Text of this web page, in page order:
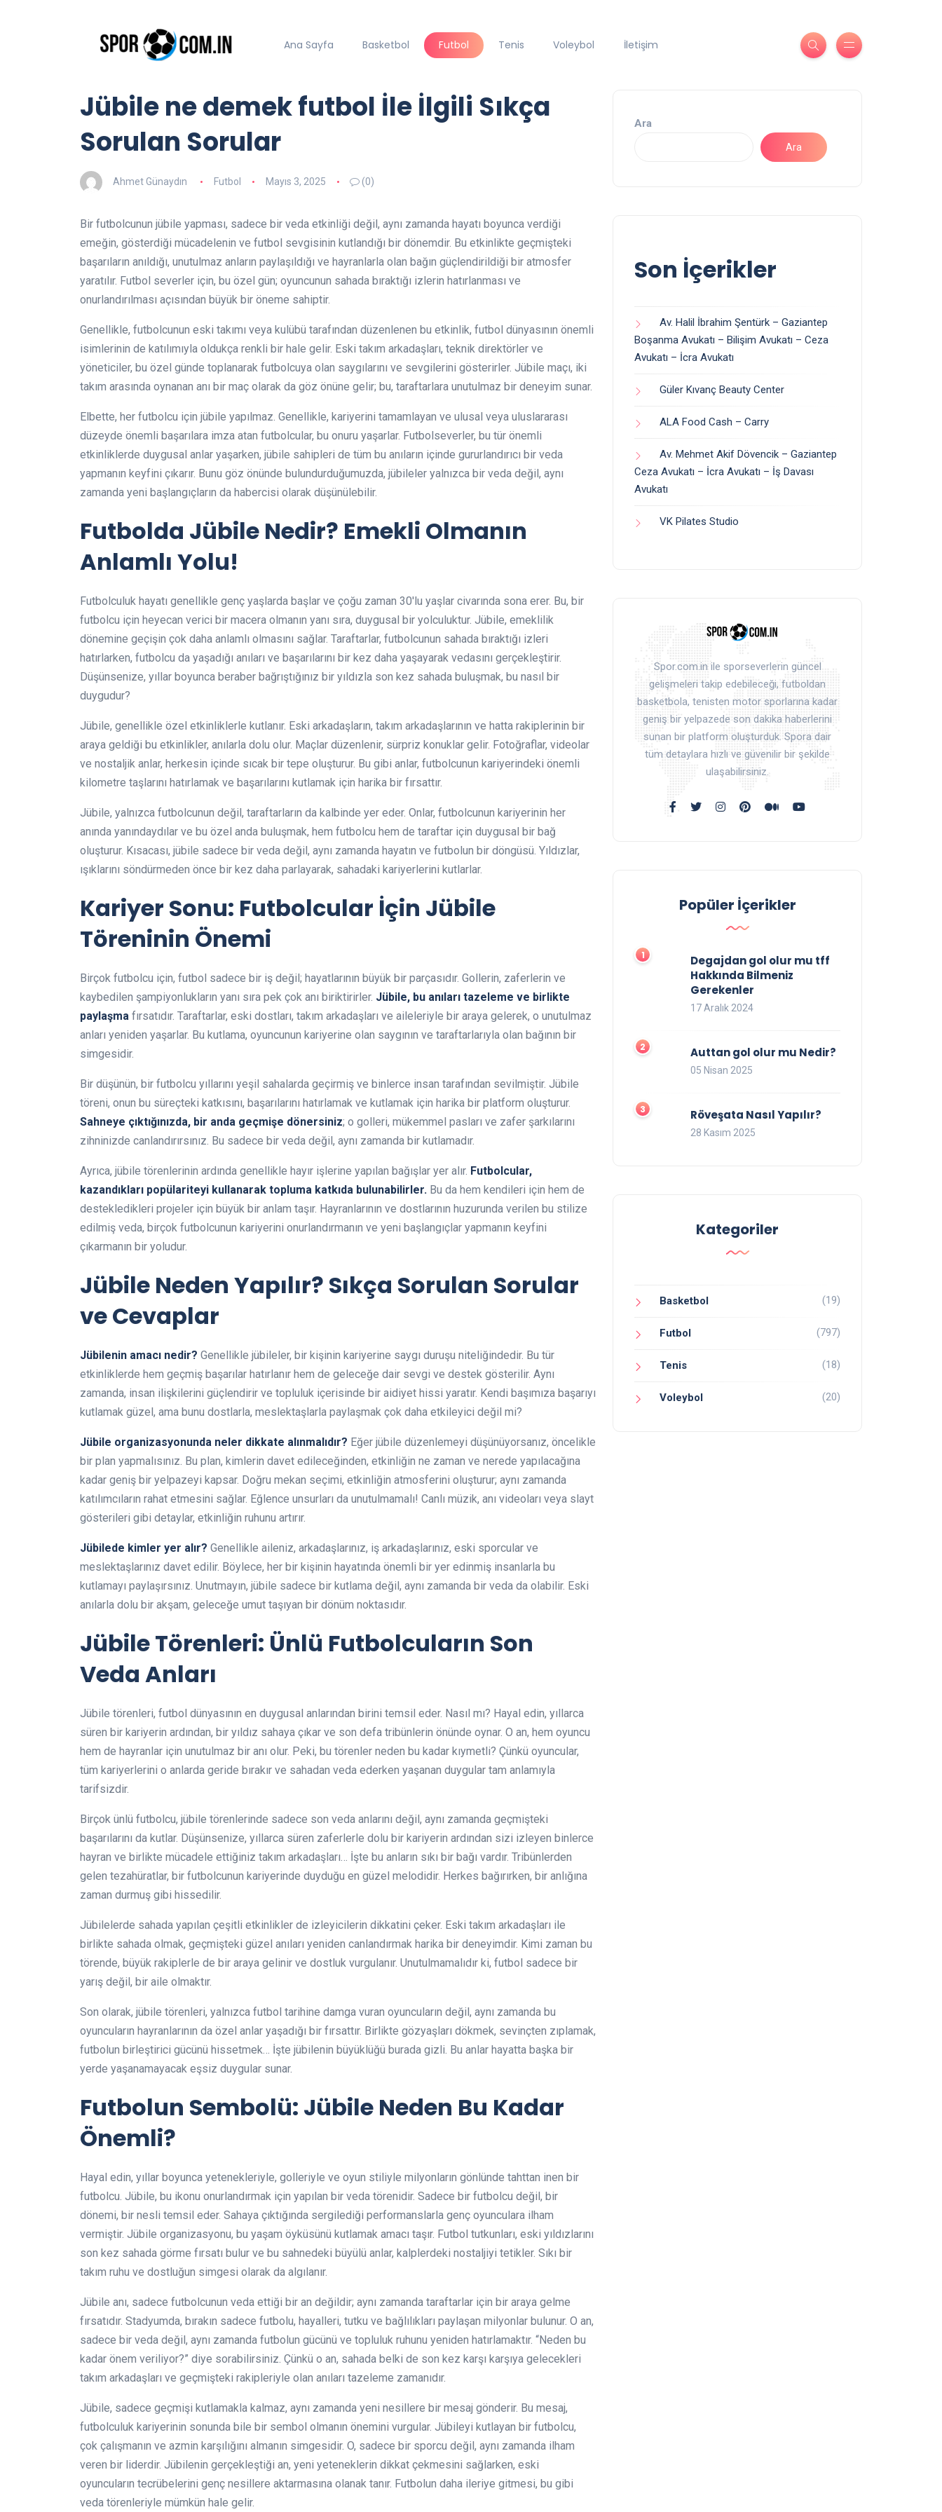
Ana Sayfa Basketbol Futbol Tenis Voleybol İletişim
Jübile ne demek futbol İle İlgili Sıkça
Sorulan Sorular
Ahmet Günaydın Futbol Mayıs 3, 2025 (0)
Bir futbolcunun jübile yapması, sadece bir veda etkinliği değil, aynı zamanda hayatı boyunca verdiği
emeğin, gösterdiği mücadelenin ve futbol sevgisinin kutlandığı bir dönemdir. Bu etkinlikte geçmişteki
başarıların anıldığı, unutulmaz anların paylaşıldığı ve hayranlarla olan bağın güçlendirildiği bir atmosfer
yaratılır. Futbol severler için, bu özel gün; oyuncunun sahada bıraktığı izlerin hatırlanması ve
onurlandırılması açısından büyük bir öneme sahiptir.
Genellikle, futbolcunun eski takımı veya kulübü tarafından düzenlenen bu etkinlik, futbol dünyasının önemli
isimlerinin de katılımıyla oldukça renkli bir hale gelir. Eski takım arkadaşları, teknik direktörler ve
yöneticiler, bu özel günde toplanarak futbolcuya olan saygılarını ve sevgilerini gösterirler. Jübile maçı, iki
takım arasında oynanan anı bir maç olarak da göz önüne gelir; bu, taraftarlara unutulmaz bir deneyim sunar.
Elbette, her futbolcu için jübile yapılmaz. Genellikle, kariyerini tamamlayan ve ulusal veya uluslararası
düzeyde önemli başarılara imza atan futbolcular, bu onuru yaşarlar. Futbolseverler, bu tür önemli
etkinliklerde duygusal anlar yaşarken, jübile sahipleri de tüm bu anıların içinde gururlandırıcı bir veda
yapmanın keyfini çıkarır. Bunu göz önünde bulundurduğumuzda, jübileler yalnızca bir veda değil, aynı
zamanda yeni başlangıçların da habercisi olarak düşünülebilir.
Futbolda Jübile Nedir? Emekli Olmanın
Anlamlı Yolu!
Futbolculuk hayatı genellikle genç yaşlarda başlar ve çoğu zaman 30'lu yaşlar civarında sona erer. Bu, bir
futbolcu için heyecan verici bir macera olmanın yanı sıra, duygusal bir yolculuktur. Jübile, emeklilik
dönemine geçişin çok daha anlamlı olmasını sağlar. Taraftarlar, futbolcunun sahada bıraktığı izleri
hatırlarken, futbolcu da yaşadığı anıları ve başarılarını bir kez daha yaşayarak vedasını gerçekleştirir.
Düşünsenize, yıllar boyunca beraber bağrıştığınız bir yıldızla son kez sahada buluşmak, bu nasıl bir
duygudur?
Jübile, genellikle özel etkinliklerle kutlanır. Eski arkadaşların, takım arkadaşlarının ve hatta rakiplerinin bir
araya geldiği bu etkinlikler, anılarla dolu olur. Maçlar düzenlenir, sürpriz konuklar gelir. Fotoğraflar, videolar
ve nostaljik anlar, herkesin içinde sıcak bir tepe oluşturur. Bu gibi anlar, futbolcunun kariyerindeki önemli
kilometre taşlarını hatırlamak ve başarılarını kutlamak için harika bir fırsattır.
Jübile, yalnızca futbolcunun değil, taraftarların da kalbinde yer eder. Onlar, futbolcunun kariyerinin her
anında yanındaydılar ve bu özel anda buluşmak, hem futbolcu hem de taraftar için duygusal bir bağ
oluşturur. Kısacası, jübile sadece bir veda değil, aynı zamanda hayatın ve futbolun bir döngüsü. Yıldızlar,
ışıklarını söndürmeden önce bir kez daha parlayarak, sahadaki kariyerlerini kutlarlar.
Kariyer Sonu: Futbolcular İçin Jübile
Töreninin Önemi
Birçok futbolcu için, futbol sadece bir iş değil; hayatlarının büyük bir parçasıdır. Gollerin, zaferlerin ve
kaybedilen şampiyonlukların yanı sıra pek çok anı biriktirirler. Jübile, bu anıları tazeleme ve birlikte
paylaşma fırsatıdır. Taraftarlar, eski dostları, takım arkadaşları ve aileleriyle bir araya gelerek, o unutulmaz
anları yeniden yaşarlar. Bu kutlama, oyuncunun kariyerine olan saygının ve taraftarlarıyla olan bağının bir
simgesidir.
Bir düşünün, bir futbolcu yıllarını yeşil sahalarda geçirmiş ve binlerce insan tarafından sevilmiştir. Jübile
töreni, onun bu süreçteki katkısını, başarılarını hatırlamak ve kutlamak için harika bir platform oluşturur.
Sahneye çıktığınızda, bir anda geçmişe dönersiniz; o golleri, mükemmel pasları ve zafer şarkılarını
zihninizde canlandırırsınız. Bu sadece bir veda değil, aynı zamanda bir kutlamadır.
Ayrıca, jübile törenlerinin ardında genellikle hayır işlerine yapılan bağışlar yer alır. Futbolcular,
kazandıkları popülariteyi kullanarak topluma katkıda bulunabilirler. Bu da hem kendileri için hem de
destekledikleri projeler için büyük bir anlam taşır. Hayranlarının ve dostlarının huzurunda verilen bu stilize
edilmiş veda, birçok futbolcunun kariyerini onurlandırmanın ve yeni başlangıçlar yapmanın keyfini
çıkarmanın bir yoludur.
Jübile Neden Yapılır? Sıkça Sorulan Sorular
ve Cevaplar
Jübilenin amacı nedir? Genellikle jübileler, bir kişinin kariyerine saygı duruşu niteliğindedir. Bu tür
etkinliklerde hem geçmiş başarılar hatırlanır hem de geleceğe dair sevgi ve destek gösterilir. Aynı
zamanda, insan ilişkilerini güçlendirir ve topluluk içerisinde bir aidiyet hissi yaratır. Kendi başımıza başarıyı
kutlamak güzel, ama bunu dostlarla, meslektaşlarla paylaşmak çok daha etkileyici değil mi?
Jübile organizasyonunda neler dikkate alınmalıdır? Eğer jübile düzenlemeyi düşünüyorsanız, öncelikle
bir plan yapmalısınız. Bu plan, kimlerin davet edileceğinden, etkinliğin ne zaman ve nerede yapılacağına
kadar geniş bir yelpazeyi kapsar. Doğru mekan seçimi, etkinliğin atmosferini oluşturur; aynı zamanda
katılımcıların rahat etmesini sağlar. Eğlence unsurları da unutulmamalı! Canlı müzik, anı videoları veya slayt
gösterileri gibi detaylar, etkinliğin ruhunu artırır.
Jübilede kimler yer alır? Genellikle aileniz, arkadaşlarınız, iş arkadaşlarınız, eski sporcular ve
meslektaşlarınız davet edilir. Böylece, her bir kişinin hayatında önemli bir yer edinmiş insanlarla bu
kutlamayı paylaşırsınız. Unutmayın, jübile sadece bir kutlama değil, aynı zamanda bir veda da olabilir. Eski
anılarla dolu bir akşam, geleceğe umut taşıyan bir dönüm noktasıdır.
Jübile Törenleri: Ünlü Futbolcuların Son
Veda Anları
Jübile törenleri, futbol dünyasının en duygusal anlarından birini temsil eder. Nasıl mı? Hayal edin, yıllarca
süren bir kariyerin ardından, bir yıldız sahaya çıkar ve son defa tribünlerin önünde oynar. O an, hem oyuncu
hem de hayranlar için unutulmaz bir anı olur. Peki, bu törenler neden bu kadar kıymetli? Çünkü oyuncular,
tüm kariyerlerini o anlarda geride bırakır ve sahadan veda ederken yaşanan duygular tam anlamıyla
tarifsizdir.
Birçok ünlü futbolcu, jübile törenlerinde sadece son veda anlarını değil, aynı zamanda geçmişteki
başarılarını da kutlar. Düşünsenize, yıllarca süren zaferlerle dolu bir kariyerin ardından sizi izleyen binlerce
hayran ve birlikte mücadele ettiğiniz takım arkadaşları… İşte bu anların sıkı bir bağı vardır. Tribünlerden
gelen tezahüratlar, bir futbolcunun kariyerinde duyduğu en güzel melodidir. Herkes bağırırken, bir anlığına
zaman durmuş gibi hissedilir.
Jübilelerde sahada yapılan çeşitli etkinlikler de izleyicilerin dikkatini çeker. Eski takım arkadaşları ile
birlikte sahada olmak, geçmişteki güzel anıları yeniden canlandırmak harika bir deneyimdir. Kimi zaman bu
törende, büyük rakiplerle de bir araya gelinir ve dostluk vurgulanır. Unutulmamalıdır ki, futbol sadece bir
yarış değil, bir aile olmaktır.
Son olarak, jübile törenleri, yalnızca futbol tarihine damga vuran oyuncuların değil, aynı zamanda bu
oyuncuların hayranlarının da özel anlar yaşadığı bir fırsattır. Birlikte gözyaşları dökmek, sevinçten zıplamak,
futbolun birleştirici gücünü hissetmek… İşte jübilenin büyüklüğü burada gizli. Bu anlar hayatta başka bir
yerde yaşanamayacak eşsiz duygular sunar.
Futbolun Sembolü: Jübile Neden Bu Kadar
Önemli?
Hayal edin, yıllar boyunca yetenekleriyle, golleriyle ve oyun stiliyle milyonların gönlünde tahttan inen bir
futbolcu. Jübile, bu ikonu onurlandırmak için yapılan bir veda törenidir. Sadece bir futbolcu değil, bir
dönemi, bir nesli temsil eder. Sahaya çıktığında sergilediği performanslarla genç oyunculara ilham
vermiştir. Jübile organizasyonu, bu yaşam öyküsünü kutlamak amacı taşır. Futbol tutkunları, eski yıldızlarını
son kez sahada görme fırsatı bulur ve bu sahnedeki büyülü anlar, kalplerdeki nostaljiyi tetikler. Sıkı bir
takım ruhu ve dostluğun simgesi olarak da algılanır.
Jübile anı, sadece futbolcunun veda ettiği bir an değildir; aynı zamanda taraftarlar için bir araya gelme
fırsatıdır. Stadyumda, bırakın sadece futbolu, hayalleri, tutku ve bağlılıkları paylaşan milyonlar bulunur. O an,
sadece bir veda değil, aynı zamanda futbolun gücünü ve topluluk ruhunu yeniden hatırlamaktır. “Neden bu
kadar önem veriliyor?” diye sorabilirsiniz. Çünkü o an, sahada belki de son kez karşı karşıya gelecekleri
takım arkadaşları ve geçmişteki rakipleriyle olan anıları tazeleme zamanıdır.
Jübile, sadece geçmişi kutlamakla kalmaz, aynı zamanda yeni nesillere bir mesaj gönderir. Bu mesaj,
futbolculuk kariyerinin sonunda bile bir sembol olmanın önemini vurgular. Jübileyi kutlayan bir futbolcu,
çok çalışmanın ve azmin karşılığını almanın simgesidir. O, sadece bir sporcu değil, aynı zamanda ilham
veren bir liderdir. Jübilenin gerçekleştiği an, yeni yeteneklerin dikkat çekmesini sağlarken, eski
oyuncuların tecrübelerini genç nesillere aktarmasına olanak tanır. Futbolun daha ileriye gitmesi, bu gibi
veda törenleriyle mümkün hale gelir.
Ara
Ara
Son İçerikler
Av. Halil İbrahim Şentürk – Gaziantep
Boşanma Avukatı – Bilişim Avukatı – Ceza
Avukatı – İcra Avukatı
Güler Kıvanç Beauty Center
ALA Food Cash – Carry
Av. Mehmet Akif Dövencik – Gaziantep
Ceza Avukatı – İcra Avukatı – İş Davası
Avukatı
VK Pilates Studio
Spor.com.in ile sporseverlerin güncel
gelişmeleri takip edebileceği, futboldan
basketbola, tenisten motor sporlarına kadar
geniş bir yelpazede son dakika haberlerini
sunan bir platform oluşturduk. Spora dair
tüm detaylara hızlı ve güvenilir bir şekilde
ulaşabilirsiniz.
Popüler İçerikler
Degajdan gol olur mu tff
Hakkında Bilmeniz
Gerekenler
17 Aralık 2024
Auttan gol olur mu Nedir?
05 Nisan 2025
Röveşata Nasıl Yapılır?
28 Kasım 2025
Kategoriler
Basketbol (19)
Futbol (797)
Tenis (18)
Voleybol (20)